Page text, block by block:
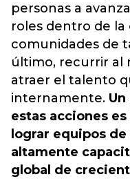
personas a
roles dentro de la
comunidades de
último, recurrir al
atraer el talento
internamente.
estas acciones
lograr equipos
altamente
global de